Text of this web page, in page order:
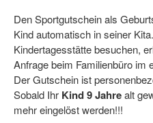
Mini-Sportabzeichen
Sportgutschein 4.0
SportartCheck
Sport im Ganztag
Den Sportgutschein als
Kind automatisch in seiner
Kindertagesstätte besuchen,
Anfrage beim Familienbüro im
Der Gutschein ist
Sobald Ihr Kind 9 Jahrealt
mehr eingelöst werden!!!